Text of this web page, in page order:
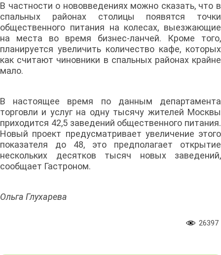
В частности о нововведениях можно сказать, что в
спальных районах столицы появятся точки
общественного питания на колесах, выезжающие
на места во время бизнес-ланчей. Кроме того,
планируется увеличить количество кафе, которых
как считают чиновники в спальных районах крайне
мало.
В настоящее время по данным департамента
торговли и услуг на одну тысячу жителей Москвы
приходится 42,5 заведений общественного питания.
Новый проект предусматривает увеличение этого
показателя до 48, это предполагает открытие
нескольких десятков тысяч новых заведений,
сообщает Гастроном.
Ольга Глухарева
26397